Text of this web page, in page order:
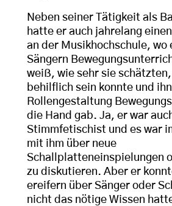
Neben seiner Tätigkeit als
hatte er auch jahrelang
an der Musikhochschule, wo
Sängern
weiß, wie sehr sie
behilflich sein konnte und
Rollengestaltung
die Hand gab. Ja, er war
Stimmfetischist und es war
mit ihm über neue
Schallplatteneinspielungen
zu diskutieren. Aber er
ereifern über Sänger oder
nicht das nötige Wissen